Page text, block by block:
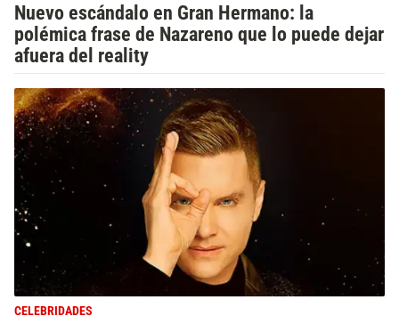
Nuevo escándalo en Gran Hermano: la
polémica frase de Nazareno que lo puede dejar
afuera del reality
CELEBRIDADES